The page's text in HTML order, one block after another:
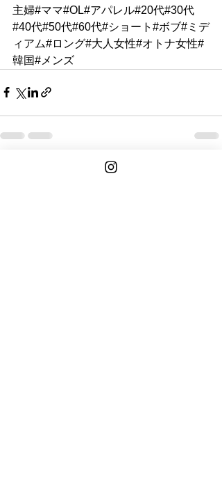
主婦#ママ#OL#アパレル#20代#30代
#40代#50代#60代#ショート#ボブ#ミデ
ィアム#ロング#大人女性#オトナ女性#
韓国#メンズ